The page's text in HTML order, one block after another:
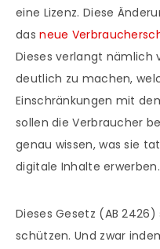
eine Lizenz. Diese
dasneue
Dieses verlangt nämlich
deutlich zu machen,
Einschränkungen mit
sollen die Verbraucher
genau wissen, was sie
digitale Inhalte erwerben.
Dieses Gesetz (AB
schützen. Und zwar